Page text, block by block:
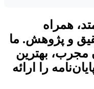
همراه
و پژوهش. ما
مجرب، بهترین
را ارائه